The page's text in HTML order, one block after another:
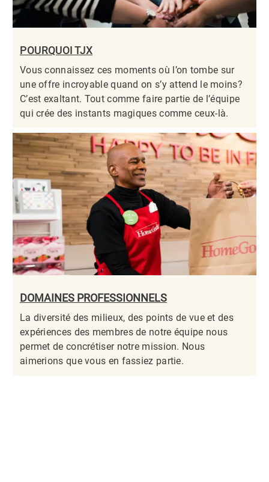
POURQUOI TJX
Vous connaissez ces moments où l’on tombe sur
une offre incroyable quand on s’y attend le moins?
C’est exaltant. Tout comme faire partie de l’équipe
qui crée des instants magiques comme ceux-là.​​​​​​​
DOMAINES PROFESSIONNELS
La diversité des milieux, des points de vue et des
expériences des membres de notre équipe nous
permet de concrétiser notre mission. Nous
aimerions que vous en fassiez partie.​​​​​​​